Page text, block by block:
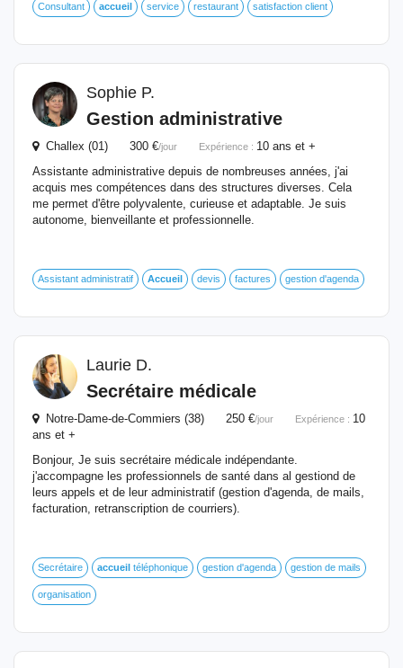
Consultant accueil service restaurant satisfaction client
Sophie P.
Gestion administrative
Challex (01) 300 €/jour Expérience : 10 ans et +
Assistante administrative depuis de nombreuses années, j'ai
acquis mes compétences dans des structures diverses. Cela
me permet d'être polyvalente, curieuse et adaptable. Je suis
autonome, bienveillante et professionnelle.
Assistant administratif Accueil devis factures gestion d'agenda
Laurie D.
Secrétaire médicale
Notre-Dame-de-Commiers (38) 250 €/jour Expérience : 10
ans et +
Bonjour, Je suis secrétaire médicale indépendante.
j'accompagne les professionnels de santé dans al gestiond de
leurs appels et de leur administratif (gestion d'agenda, de mails,
facturation, retranscription de courriers).
Secrétaire accueil téléphonique gestion d'agenda gestion de mails
organisation